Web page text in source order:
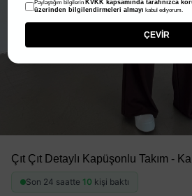
Çıt Çıt Detaylı Kapüşonlu Takım -
Son 24 saatte 10 kişi baktı
Paylaştığım bilgilerin KVKK kapsamında tarafınızca
üzerinden bilgilendirmeleri almayı kabul ediyorum.
ÇEVİR